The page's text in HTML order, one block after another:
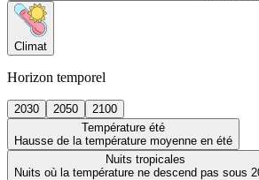
Climat
Horizon temporel
2030 2050
2100
Température été
Hausse de la température moyenne en été
Nuits tropicales
Nuits où la température ne descend pas sous